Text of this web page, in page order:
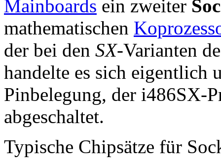
Mainboards ein zweiter
mathematischen
der bei den SX-Varianten
handelte es sich eigentlich
Pinbelegung, der i486SX-
abgeschaltet.
Typische Chipsätze für